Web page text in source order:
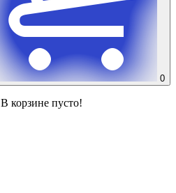
0
В корзине пусто!